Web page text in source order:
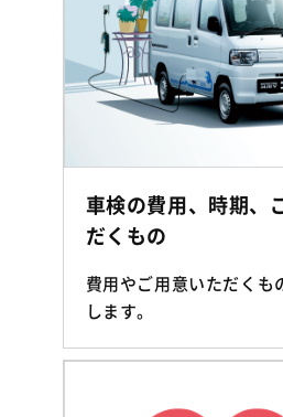
車検の費用、時期、
だくもの
費用やご用意いただくも
します。